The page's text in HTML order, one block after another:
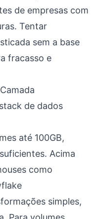
de empresas com
Tentar
sem a base
fracasso e
de dados
até 100GB,
Acima
como
simples,